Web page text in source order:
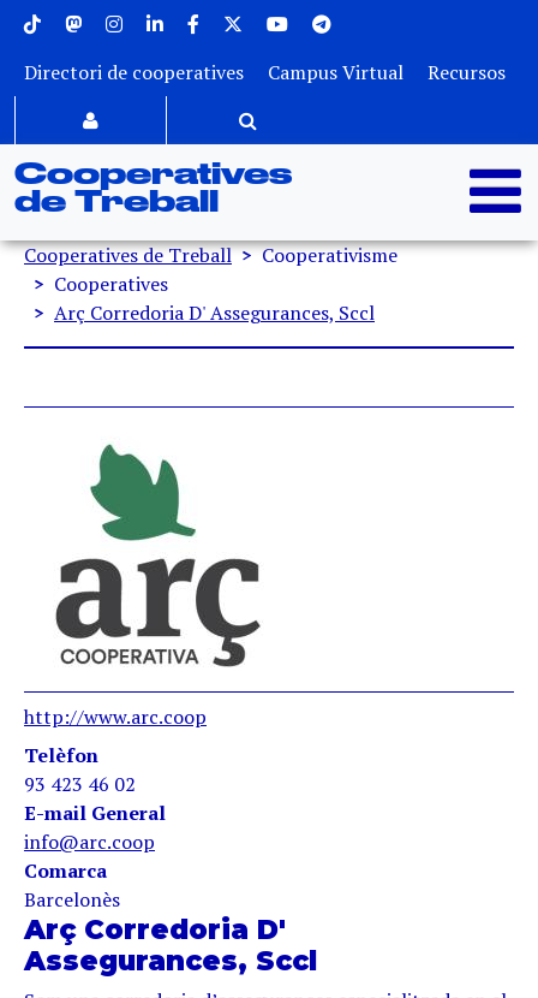
Vés al contingut
Menu superior
Directori de cooperatives Campus Virtual Recursos
Cooperatives
de Treball
Fil d'ariadna
Cooperatives de Treball
Cooperativisme
Cooperatives
Arç Corredoria D' Assegurances, Sccl
http://www.arc.coop
Telèfon
93 423 46 02
E-mail General
info@arc.coop
Comarca
Barcelonès
Arç Corredoria D'
Assegurances, Sccl